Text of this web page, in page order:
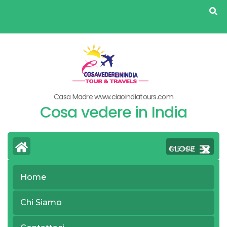
content
Casa Madre www.ciaoindiatours.com
Cosa vedere in India
MENU
CLOSE
Home
Chi Siamo
>
Tag:Cosa vedere in